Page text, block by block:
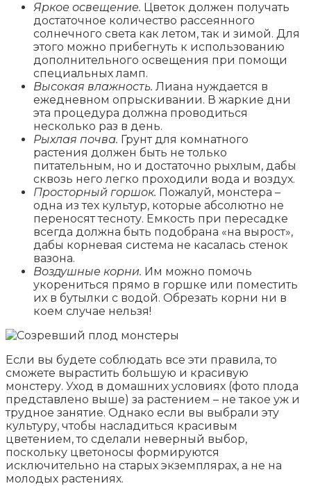
Яркое освещение. Цветок должен получать
достаточное количество рассеянного
солнечного света как летом, так и зимой. Для
этого можно прибегнуть к использованию
дополнительного освещения при помощи
специальных ламп.
Высокая влажность. Лиана нуждается в
ежедневном опрыскивании. В жаркие дни
эта процедура должна проводиться
несколько раз в день.
Рыхлая почва. Грунт для комнатного
растения должен быть не только
питательным, но и достаточно рыхлым, дабы
сквозь него легко проходили вода и воздух.
Просторный горшок. Пожалуй, монстера –
одна из тех культур, которые абсолютно не
переносят тесноту. Емкость при пересадке
всегда должна быть подобрана «на вырост»,
дабы корневая система не касалась стенок
вазона.
Воздушные корни. Им можно помочь
укорениться прямо в горшке или поместить
их в бутылки с водой. Обрезать корни ни в
коем случае нельзя!
Если вы будете соблюдать все эти правила, то
сможете вырастить большую и красивую
монстеру. Уход в домашних условиях (фото плода
представлено выше) за растением – не такое уж и
трудное занятие. Однако если вы выбрали эту
культуру, чтобы насладиться красивым
цветением, то сделали неверный выбор,
поскольку цветоносы формируются
исключительно на старых экземплярах, а не на
молодых растениях.